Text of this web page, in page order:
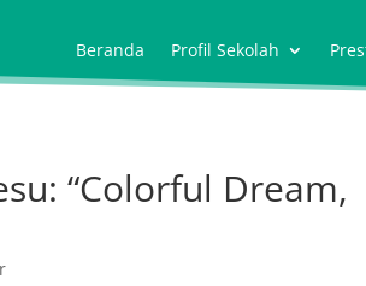
Beranda Profil Sekolah
“Colorful Dream,